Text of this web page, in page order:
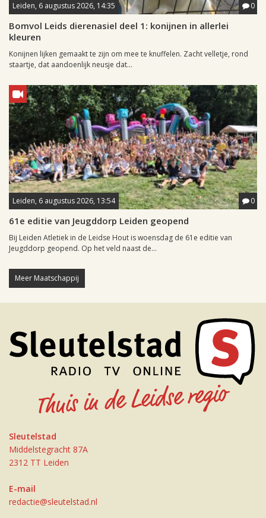
Leiden, 6 augustus 2026, 14:35 0
Bomvol Leids dierenasiel deel 1: konijnen in allerlei
kleuren
Konijnen lijken gemaakt te zijn om mee te knuffelen. Zacht velletje, rond
staartje, dat aandoenlijk neusje dat...
Leiden, 6 augustus 2026, 13:54 0
61e editie van Jeugddorp Leiden geopend
Bij Leiden Atletiek in de Leidse Hout is woensdag de 61e editie van
Jeugddorp geopend. Op het veld naast de...
Meer Maatschappij
Sleutelstad
Middelstegracht 87A
2312 TT Leiden
E-mail
redactie@sleutelstad.nl